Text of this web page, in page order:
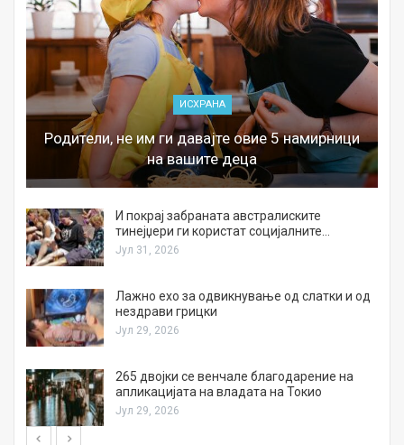
ИСХРАНА
Родители, не им ги давајте овие 5 намирници
на вашите деца
И покрај забраната австралиските
тинејџери ги користат социјалните…
Јул 31, 2026
Лажно ехо за одвикнување од слатки и од
нездрави грицки
Јул 29, 2026
265 двојки се венчале благодарение на
апликацијата на владата на Токио
Јул 29, 2026